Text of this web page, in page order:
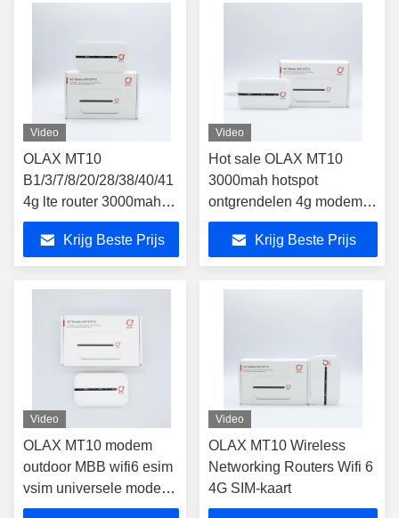
Video
OLAX MT10
B1/3/7/8/20/28/38/40/41
4g lte router 3000mah
batterij router 4g
150mbps draadloze
router
Krijg Beste Prijs
Video
Hot sale OLAX MT10
3000mah hotspot
ontgrendelen 4g modem
wifi router lte modem wifi
router wifi 4g router met
simkaart
Krijg Beste Prijs
Video
OLAX MT10 modem
outdoor MBB wifi6 esim
vsim universele modem
5G mobiele wifi hotspot
Video
OLAX MT10 Wireless
Networking Routers Wifi 6
4G SIM-kaart